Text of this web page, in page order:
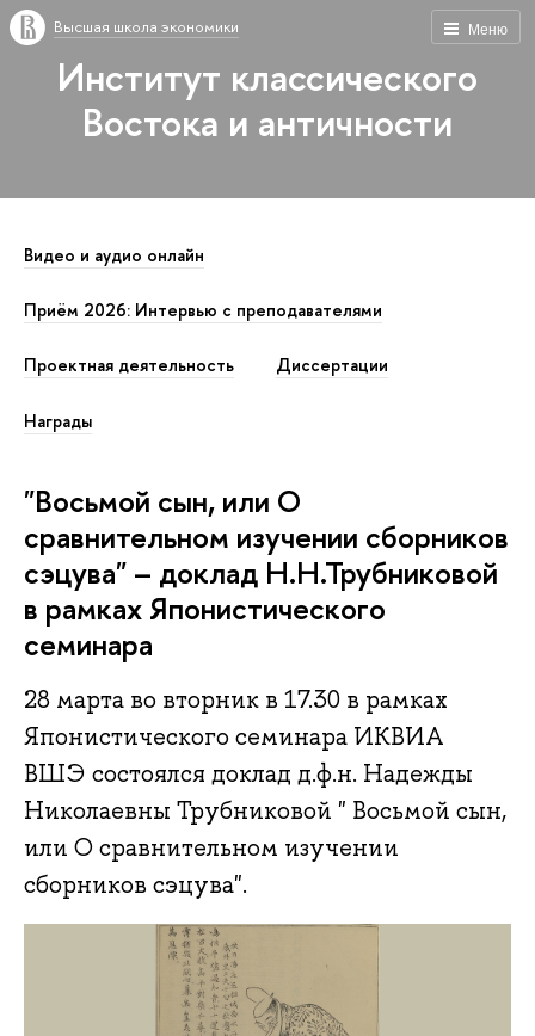
Меню
Высшая школа экономики
Институт классического
Востока и античности
Видео и аудио онлайн
Приём 2026: Интервью с преподавателями
Проектная деятельность Диссертации
Награды
"Восьмой сын, или О
сравнительном изучении сборников
сэцува" – доклад Н.Н.Трубниковой
в рамках Японистического
семинара
28 марта во вторник в 17.30 в рамках
Японистического семинара ИКВИА
ВШЭ состоялся доклад д.ф.н. Надежды
Николаевны Трубниковой " Восьмой сын,
или О сравнительном изучении
сборников сэцува".